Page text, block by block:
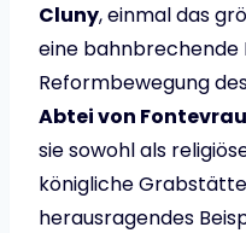
Cluny, einmal das
eine bahnbrechende
Reformbewegung
Abtei von
sie sowohl als
königliche
herausragendes